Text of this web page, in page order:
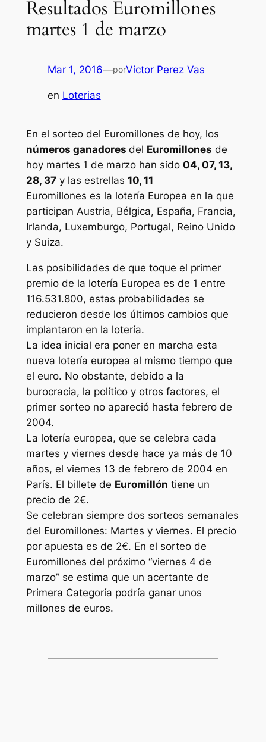
Resultados Euromillones
martes 1 de marzo
Mar 1, 2016—porVictor Perez Vas
en Loterias
En el sorteo del Euromillones de hoy, los
números ganadores del Euromillones de
hoy martes 1 de marzo han sido 04, 07, 13,
28, 37y las estrellas 10, 11
Euromillones es la lotería Europea en la que
participan Austria, Bélgica, España, Francia,
Irlanda, Luxemburgo, Portugal, Reino Unido
y Suiza.
Las posibilidades de que toque el primer
premio de la lotería Europea es de 1 entre
116.531.800, estas probabilidades se
reducieron desde los últimos cambios que
implantaron en la lotería.
La idea inicial era poner en marcha esta
nueva lotería europea al mismo tiempo que
el euro. No obstante, debido a la
burocracia, la político y otros factores, el
primer sorteo no apareció hasta febrero de
2004.
La lotería europea, que se celebra cada
martes y viernes desde hace ya más de 10
años, el viernes 13 de febrero de 2004 en
París. El billete de Euromillón tiene un
precio de 2€.
Se celebran siempre dos sorteos semanales
del Euromillones: Martes y viernes. El precio
por apuesta es de 2€. En el sorteo de
Euromillones del próximo “viernes 4 de
marzo” se estima que un acertante de
Primera Categoría podría ganar unos
millones de euros.